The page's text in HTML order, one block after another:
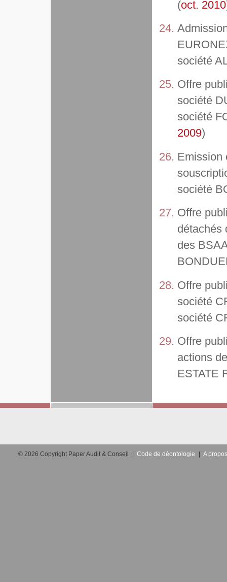
(oct. 2010
société
Offre
société
société
2009)
Emission
société
Offre
détachés
des
Offre
société
société
Offre
actions
ESTATE
© 2026 Copyright Paper Audit & Conseil Code de déontologie A